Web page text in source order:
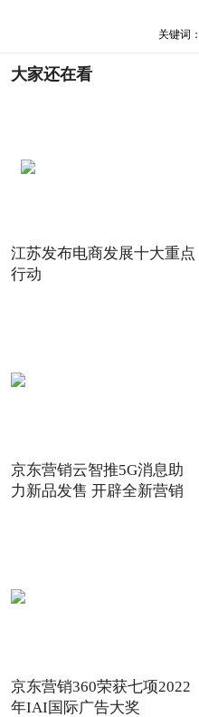
关键词：
大家还在看
江苏发布电商发展十大重点
行动
京东营销云智推5G消息助
力新品发售 开辟全新营销
京东营销360荣获七项2022
年IAI国际广告大奖